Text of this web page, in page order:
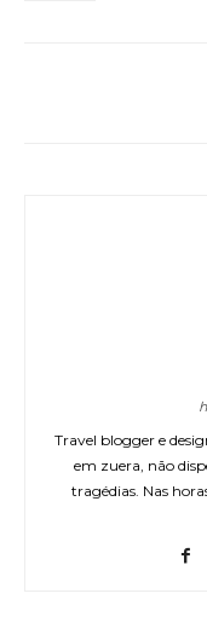
Travel blogger e
em zuera, não
tragédias. Nas